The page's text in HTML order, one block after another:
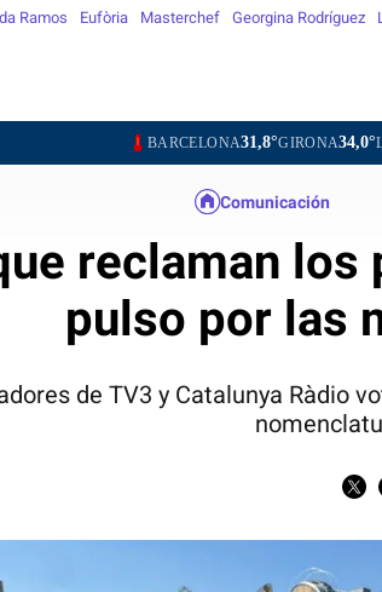
Ramos Eufòria Masterchef Georgina Rodríguez
BARCELONA31,8°GIRONA34,0°LLEIDA36,2°
Comunicación
reclaman los
pulso por las
de TV3 y Catalunya Ràdio